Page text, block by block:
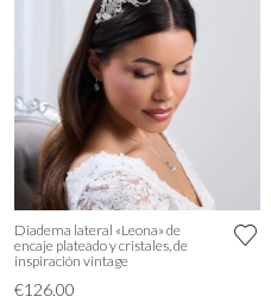
Diadema lateral «Leona» de
encaje plateado y cristales, de
inspiración vintage
€126.00